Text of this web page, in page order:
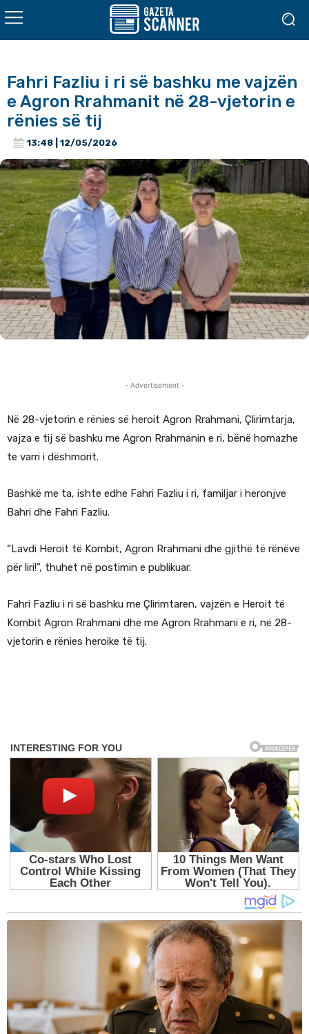
Fahri Fazliu i ri së bashku me vajzën
e Agron Rrahmanit në 28-vjetorin e
rënies së tij
13:48 | 12/05/2026
- Advertisement -
Në 28-vjetorin e rënies së heroit Agron Rrahmani, Çlirimtarja,
vajza e tij së bashku me Agron Rrahmanin e ri, bënë homazhe
te varri i dëshmorit.
Bashkë me ta, ishte edhe Fahri Fazliu i ri, familjar i heronjve
Bahri dhe Fahri Fazliu.
“Lavdi Heroit të Kombit, Agron Rrahmani dhe gjithë të rënëve
për liri!”, thuhet në postimin e publikuar.
Fahri Fazliu i ri së bashku me Çlirimtaren, vajzën e Heroit të
Kombit Agron Rrahmani dhe me Agron Rrahmani e ri, në 28-
vjetorin e rënies heroike të tij.